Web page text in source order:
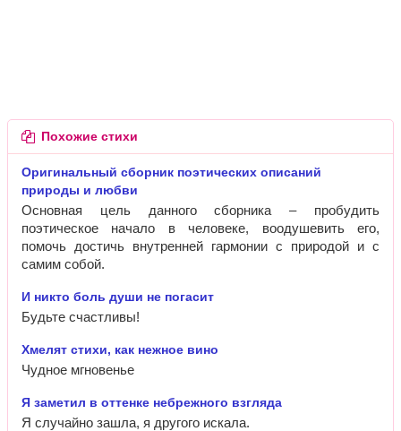
Похожие стихи
Оригинальный сборник поэтических описаний
природы и любви
Основная цель данного сборника – пробудить
поэтическое начало в человеке, воодушевить его,
помочь достичь внутренней гармонии с природой и с
самим собой.
И никто боль души не погасит
Будьте счастливы!
Хмелят стихи, как нежное вино
Чудное мгновенье
Я заметил в оттенке небрежного взгляда
Я случайно зашла, я другого искала.